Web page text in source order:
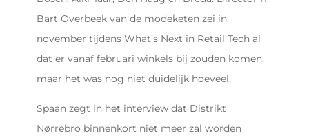
Bart Overbeek van de modeketen zei in
november tijdens What’s Next in Retail Tech al
dat er vanaf februari winkels bij zouden komen,
maar het was nog niet duidelijk hoeveel.
Spaan zegt in het interview dat Distrikt
Nørrebro binnenkort niet meer zal worden